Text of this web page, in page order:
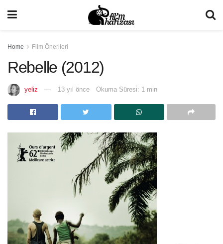
Home Film Önerileri
Rebelle (2012)
yeliz 13 yıl önce Okuma Süresi: 1 min